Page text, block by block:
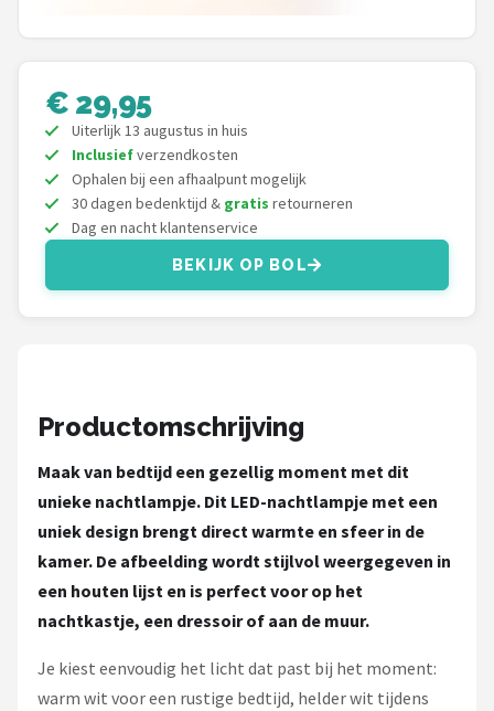
Countryfield
Balvi
Alle merken →
€ 29,95
Uiterlijk 13 augustus in huis
Inclusiefverzendkosten
Ophalen bij een afhaalpunt mogelijk
30 dagen bedenktijd & gratis retourneren
Dag en nacht klantenservice
BEKIJK OP BOL
Productomschrijving
Maak van bedtijd een gezellig moment met dit
unieke nachtlampje. Dit LED-nachtlampje met een
uniek design brengt direct warmte en sfeer in de
kamer. De afbeelding wordt stijlvol weergegeven in
een houten lijst en is perfect voor op het
nachtkastje, een dressoir of aan de muur.
Je kiest eenvoudig het licht dat past bij het moment:
warm wit voor een rustige bedtijd, helder wit tijdens